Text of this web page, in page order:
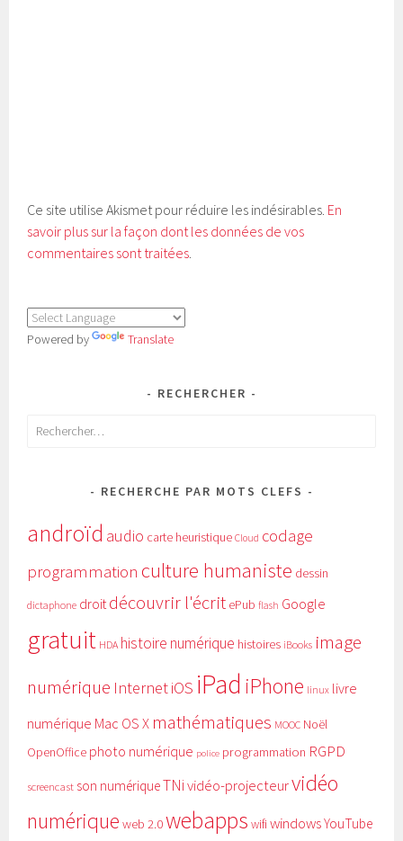
Ce site utilise Akismet pour réduire les indésirables. En
savoir plus sur la façon dont les données de vos
commentaires sont traitées.
Powered by Translate
RECHERCHER
Rechercher :
RECHERCHE PAR MOTS CLEFS
androïd audio carte heuristique Cloud codage
programmation culture humaniste dessin
dictaphone droit découvrir l'écrit ePub flash Google
gratuit HDA histoire numérique histoires iBooks image
numérique InternetiOS iPad iPhone linux livre
numérique Mac OS X mathématiques MOOC Noël
OpenOffice photo numérique police programmation RGPD
screencast son numériqueTNi vidéo-projecteurvidéo
numérique web 2.0webapps wifi windowsYouTube